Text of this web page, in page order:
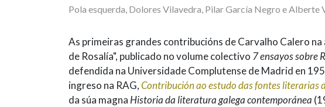
Pola esquerda, Dolores Vilavedra, Pilar García Negro e Alberte
As primeiras grandes contribucións de Carvalho Calero
de Rosalía", publicado no volume colectivo 7 ensayos sobre
defendida na Universidade Complutense de Madrid en
ingreso na RAG,Contribución ao estudo das fontes literarias
da súa magna Historia da literatura galega contemporánea